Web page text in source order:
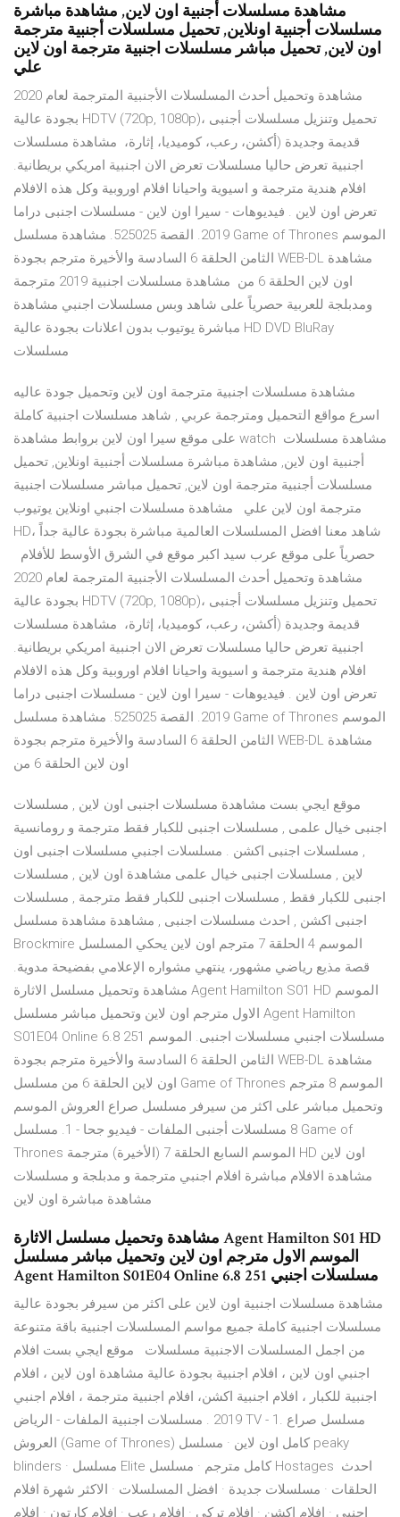
مشاهدة مسلسلات أجنبية اون لاين, مشاهدة مباشرة
مسلسلات أجنبية اونلاين, تحميل مسلسلات أجنبية مترجمة
اون لاين, تحميل مباشر مسلسلات اجنبية مترجمة اون لاين
مشاهدة وتحميل أحدث المسلسلات الأجنبية المترجمة لعام 2020
بجودة عالية HDTV (720p, 1080p)، تحميل وتنزيل مسلسلات أجنبى
قديمة وجديدة (أكشن، رعب، كوميديا، إثارة، مشاهدة مسلسلات
اجنبية تعرض حاليا مسلسلات تعرض الان اجنبية امريكي بريطانية.
افلام هندية مترجمة و اسيوية واحيانا افلام اوروبية وكل هذه الافلام
تعرض اون لاين . فيديوهات - سيرا اون لاين - مسلسلات اجنبى دراما
2019. القصة 525025. مشاهدة مسلسل Game of Thrones الموسم
الثامن الحلقة 6 السادسة والأخيرة مترجم بجودة WEB-DL مشاهدة
اون لاين الحلقة 6 من مشاهدة مسلسلات اجنبية 2019 مترجمة
ومدبلجة للعربية حصرياً على شاهد وبس مسلسلات اجنبي مشاهدة
مباشرة يوتيوب بدون اعلانات بجودة عالية HD DVD BluRay
مشاهدة مسلسلات اجنبية مترجمة اون لاين وتحميل جودة عاليه
اسرع مواقع التحميل ومترجمة عربي , شاهد مسلسلات اجنبية كاملة
على موقع سيرا اون لاين بروابط مشاهدة watch مشاهدة مسلسلات
أجنبية اون لاين, مشاهدة مباشرة مسلسلات أجنبية اونلاين, تحميل
مسلسلات أجنبية مترجمة اون لاين, تحميل مباشر مسلسلات اجنبية
مترجمة اون لاين علي مشاهدة مسلسلات اجنبي اونلاين يوتيوب
HD، شاهد معنا افضل المسلسلات العالمية مباشرة بجودة عالية جداً
حصرياً على موقع عرب سيد اكبر موقع في الشرق الأوسط للأفلام
مشاهدة وتحميل أحدث المسلسلات الأجنبية المترجمة لعام 2020
بجودة عالية HDTV (720p, 1080p)، تحميل وتنزيل مسلسلات أجنبى
قديمة وجديدة (أكشن، رعب، كوميديا، إثارة، مشاهدة مسلسلات
اجنبية تعرض حاليا مسلسلات تعرض الان اجنبية امريكي بريطانية.
افلام هندية مترجمة و اسيوية واحيانا افلام اوروبية وكل هذه الافلام
تعرض اون لاين . فيديوهات - سيرا اون لاين - مسلسلات اجنبى دراما
2019. القصة 525025. مشاهدة مسلسل Game of Thrones الموسم
الثامن الحلقة 6 السادسة والأخيرة مترجم بجودة WEB-DL مشاهدة
موقع ايجي بست مشاهدة مسلسلات اجنبى اون لاين , مسلسلات
اجنبى خيال علمى , مسلسلات اجنبى للكبار فقط مترجمة و رومانسية
, مسلسلات اجنبى اكشن . مسلسلات اجنبي مسلسلات اجنبى اون
لاين , مسلسلات اجنبى خيال علمى مشاهدة اون لاين , مسلسلات
اجنبى للكبار فقط , مسلسلات اجنبى للكبار فقط مترجمة , مسلسلات
اجنبى اكشن , احدث مسلسلات اجنبى , مشاهدة مشاهدة مسلسل
Brockmire الموسم 4 الحلقة 7 مترجم اون لاين يحكي المسلسل
قصة مذيع رياضي مشهور، ينتهي مشواره الإعلامي بفضيحة مدوية.
مشاهدة وتحميل مسلسل الاثارة Agent Hamilton S01 HD الموسم
الاول مترجم اون لاين وتحميل مباشر مسلسل Agent Hamilton
S01E04 Online 6.8 251 مسلسلات اجنبي مسلسلات اجنبى. الموسم
الثامن الحلقة 6 السادسة والأخيرة مترجم بجودة WEB-DL مشاهدة
اون لاين الحلقة 6 من مسلسل Game of Thrones الموسم 8 مترجم
وتحميل مباشر على اكثر من سيرفر مسلسل صراع العروش الموسم
8 مسلسلات أجنبى الملفات - فيديو جحا - 1. مسلسل Game of
Thrones الموسم السابع الحلقة 7 (الأخيرة) مترجمة HD اون لاين
مشاهدة الافلام مباشرة افلام اجنبي مترجمة و مدبلجة و مسلسلات
مشاهدة مباشرة اون لاين
مشاهدة وتحميل مسلسل الاثارة Agent Hamilton S01 HD
الموسم الاول مترجم اون لاين وتحميل مباشر مسلسل
Agent Hamilton S01E04 Online 6.8 251 مسلسلات اجنبي
مشاهدة مسلسلات اجنبية اون لاين على اكثر من سيرفر بجودة عالية
مسلسلات اجنبية كاملة جميع مواسم المسلسلات اجنبية باقة متنوعة
من اجمل المسلسلات الاجنبية مسلسلات موقع ايجي بست افلام
اجنبي اون لاين ، افلام اجنبية بجودة عالية مشاهدة اون لاين ، افلام
اجنبية للكبار ، افلام اجنبية اكشن، افلام اجنبية مترجمة ، افلام اجنبي
2019 . مسلسلات اجنبية الملفات - الرياض TV - 1. مسلسل صراع
العروش (Game of Thrones) كامل اون لاين · مسلسل peaky
blinders · مسلسل Elite كامل مترجم · مسلسل Hostages احدث
الحلقات · مسلسلات جديدة · افضل المسلسلات · الاكثر شهرة افلام
اجنبي · افلام اكشن · افلام تركى · افلام رعب · افلام كارتون · افلام